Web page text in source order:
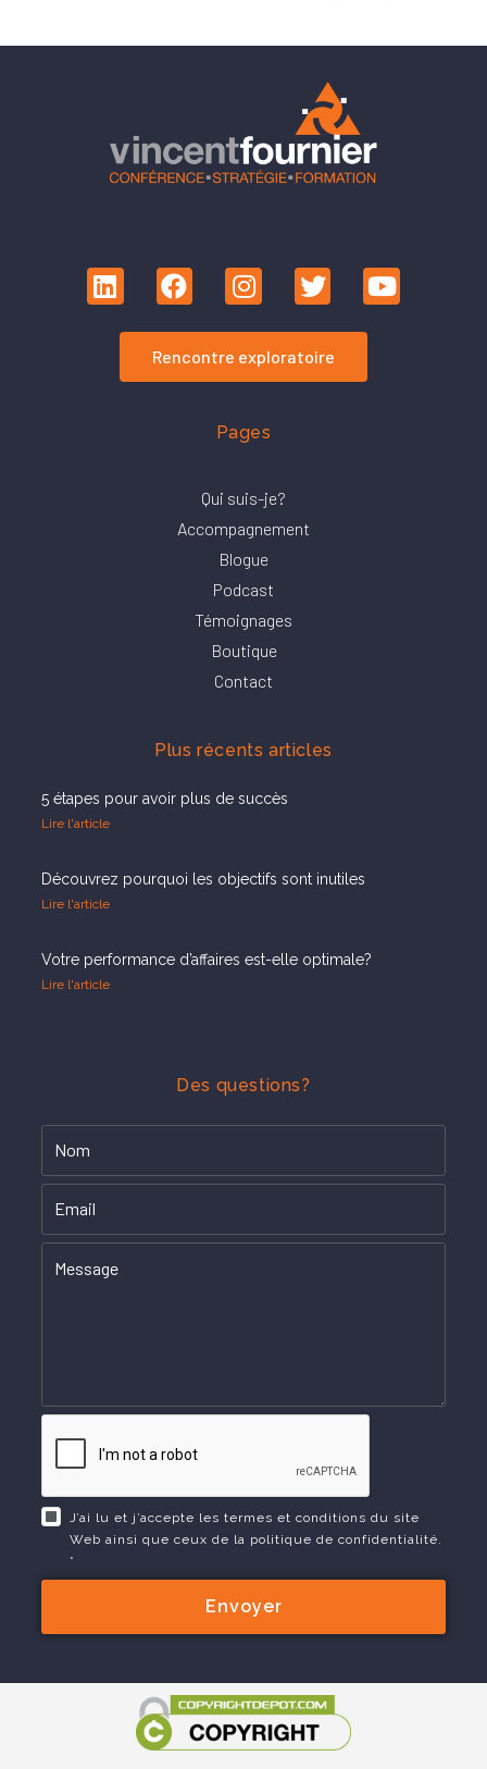
Rencontre exploratoire
Pages
Qui suis-je?
Accompagnement
Blogue
Podcast
Témoignages
Boutique
Contact
Plus récents articles
5 étapes pour avoir plus de succès
Lire l'article
Découvrez pourquoi les objectifs sont inutiles
Lire l'article
Votre performance d’affaires est-elle optimale?
Lire l'article
Des questions?
J’ai lu et j’accepte les termes et conditions du site
Web ainsi que ceux de la politique de confidentialité.
*
Envoyer